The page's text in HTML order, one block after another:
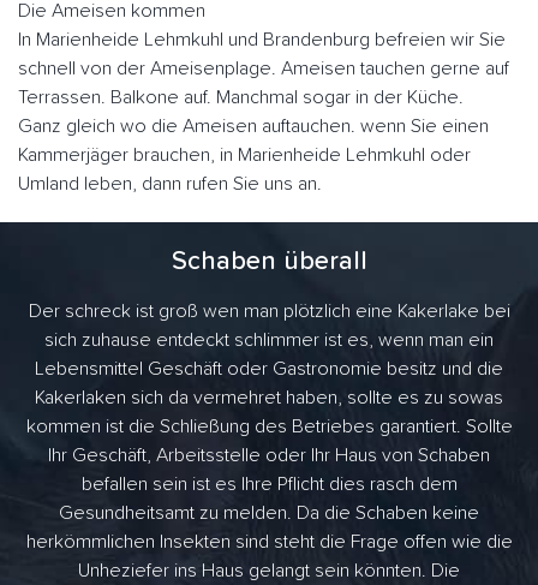
Die Ameisen kommen
In Marienheide Lehmkuhl und Brandenburg befreien wir Sie
schnell von der Ameisenplage. Ameisen tauchen gerne auf
Terrassen. Balkone auf. Manchmal sogar in der Küche.
Ganz gleich wo die Ameisen auftauchen. wenn Sie einen
Kammerjäger brauchen, in Marienheide Lehmkuhl oder
Umland leben, dann rufen Sie uns an.
Schaben überall
Der schreck ist groß wen man plötzlich eine Kakerlake bei
sich zuhause entdeckt schlimmer ist es, wenn man ein
Lebensmittel Geschäft oder Gastronomie besitz und die
Kakerlaken sich da vermehret haben, sollte es zu sowas
kommen ist die Schließung des Betriebes garantiert. Sollte
Ihr Geschäft, Arbeitsstelle oder Ihr Haus von Schaben
befallen sein ist es Ihre Pflicht dies rasch dem
Gesundheitsamt zu melden. Da die Schaben keine
herkömmlichen Insekten sind steht die Frage offen wie die
Unheziefer ins Haus gelangt sein könnten. Die